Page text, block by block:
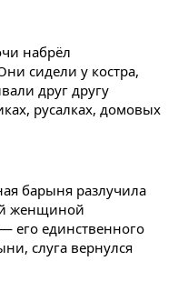
набрёл
сидели у костра,
друг другу
русалках, домовых
барыня разлучила
женщиной
его единственного
слуга вернулся